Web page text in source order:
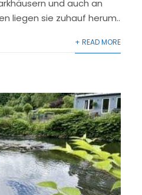
und auch an
liegen sie zuhauf herum..
+ READ MORE